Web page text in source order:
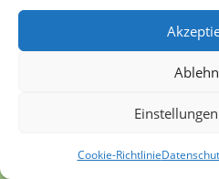
Cookie-Richtlinie
Was blüht im Frühsommer
Copyright: DEO / Design: